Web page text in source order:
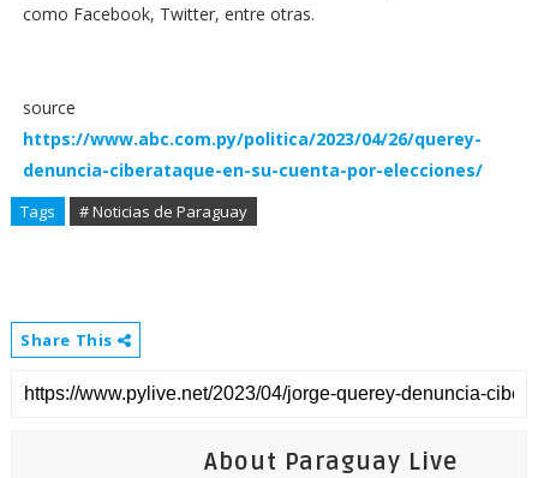
como Facebook, Twitter, entre otras.
source
https://www.abc.com.py/politica/2023/04/26/querey-
denuncia-ciberataque-en-su-cuenta-por-elecciones/
Tags # Noticias de Paraguay
Share This
About Paraguay Live